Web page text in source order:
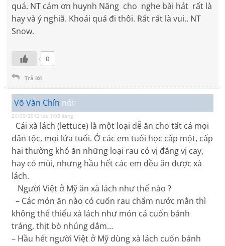
quá. NT cám ơn huynh Năng cho nghe bài hát rất là
hay và ý nghiã. Khoái quá đi thôi. Rất rất là vui.. NT
Snow.
0
Trả lời
Võ Văn Chín nói:
26/09/2012 lúc 1:03 sáng
Cải xà lách (lettuce) là một loại dễ ăn cho tất cả mọi
dân tộc, mọi lứa tuổi. Ở các em tuổi học cấp một, cấp
hai thường khó ăn những loại rau có vị đắng vị cay,
hay có mùi, nhưng hầu hết các em đều ăn được xà
lách.
Người Việt ở Mỹ ăn xà lách như thế nào ?
– Các món ăn nào có cuốn rau chấm nước mắn thì
không thể thiếu xà lách như món cá cuốn bánh
tráng, thịt bò nhúng dắm…
– Hầu hết người Việt ở Mỹ dùng xà lách cuốn bánh